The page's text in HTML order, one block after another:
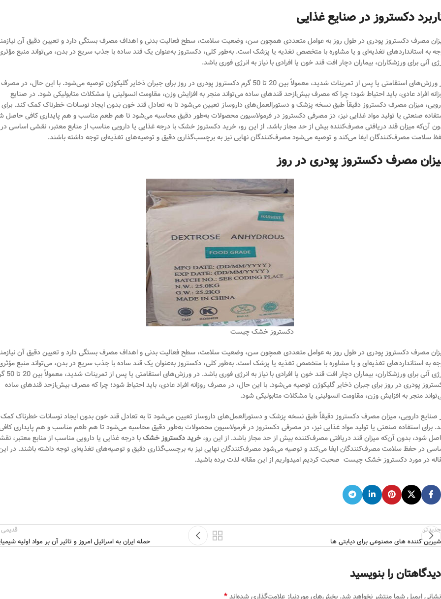
دکستروز در صنایع غذایی
مصرف دکستروز پودری در طول روز به عوامل متعددی همچون سن، وضعیت سلامت، سطح فعالیت بدنی و اهداف مصرف بستگی دارد و تعیین دقیق آن
به استانداردهای تغذیه‌ای و یا مشاوره با متخصص تغذیه یا پزشک است. به‌طور کلی، دکستروز به‌عنوان یک قند ساده با جذب سریع در بدن، می‌تواند منبع
آنی برای ورزشکاران، بیماران دچار افت قند خون یا افرادی با نیاز به انرژی فوری باشد.
در ورزش‌های استقامتی یا پس از تمرینات شدید، معمولاً بین 20 تا 50 گرم دکستروز پودری در روز برای جبران ذخایر گلیکوژن توصیه می‌شود. با این حال، در مصرف
افراد عادی، باید احتیاط شود؛ چرا که مصرف بیش‌از‌حد قندهای ساده می‌تواند منجر به افزایش وزن، مقاومت انسولینی یا مشکلات متابولیکی شود. در صنایع
میزان مصرف دکستروز دقیقاً طبق نسخه پزشک و دستورالعمل‌های داروساز تعیین می‌شود تا به تعادل قند خون بدون ایجاد نوسانات خطرناک کمک کند. برای
صنعتی یا تولید مواد غذایی نیز، دز مصرفی دکستروز در فرمولاسیون محصولات به‌طور دقیق محاسبه می‌شود تا هم طعم مناسب و هم پایداری کافی حاصل
آن‌که میزان قند دریافتی مصرف‌کننده بیش از حد مجاز باشد. از این رو، خرید دکستروز خشک با درجه غذایی یا دارویی مناسب از منابع معتبر، نقشی اساسی در
سلامت مصرف‌کنندگان ایفا می‌کند و توصیه می‌شود مصرف‌کنندگان نهایی نیز به برچسب‌گذاری دقیق و توصیه‌های تغذیه‌ای توجه داشته باشند.
مصرف دکستروز پودری در روز
دکستروز خشک چیست
مصرف دکستروز پودری در طول روز به عوامل متعددی همچون سن، وضعیت سلامت، سطح فعالیت بدنی و اهداف مصرف بستگی دارد و تعیین دقیق آن
به استانداردهای تغذیه‌ای و یا مشاوره با متخصص تغذیه یا پزشک است. به‌طور کلی، دکستروز به‌عنوان یک قند ساده با جذب سریع در بدن، می‌تواند منبع
انرژی آنی برای ورزشکاران، بیماران دچار افت قند
پودری در روز برای جبران ذخایر گلیکوژن توصیه می‌شود. با این حال، در مصرف روزانه افراد عادی، باید احتیاط شود؛ چرا که مصرف بیش‌از‌حد قندهای ساده
منجر به افزایش وزن، مقاومت انسولینی یا مشکلات متابولیکی شود.
صنایع دارویی، میزان مصرف دکستروز دقیقاً طبق نسخه پزشک و دستورالعمل‌های داروساز تعیین می‌شود تا به تعادل قند خون بدون ایجاد نوسانات خطرناک کمک
برای استفاده صنعتی یا تولید مواد غذایی نیز، دز مصرفی دکستروز در فرمولاسیون محصولات به‌طور دقیق محاسبه می‌شود تا هم طعم مناسب و هم پایداری
شود، بدون آن‌که میزان قند دریافتی مصرف‌کننده بیش از حد مجاز باشد. از این رو،خرید دکستروز خشکبا درجه غذایی یا دارویی مناسب از منابع معتبر،
در حفظ سلامت مصرف‌کنندگان ایفا می‌کند و توصیه می‌شود مصرف‌کنندگان نهایی نیز به برچسب‌گذاری دقیق و توصیه‌های تغذیه‌ای توجه داشته باشند. در
در مورد دکستروز خشک چیست صحبت کردیم امیدواریم از این مقاله لذت برده باشید.
جدیدتر
شیرین کننده های مصنوعی برای دیابتی ها
قدیمی
حمله ایران به اسرائیل امروز و تاثیر آن بر مواد اولیه
دیدگاهتان را بنویسید
نشانی ایمیل شما منتشر نخواهد شد. بخش‌های موردنیاز علامت‌گذاری شده‌اند*